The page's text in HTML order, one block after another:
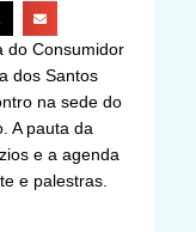
do Consumidor
dos Santos
na sede do
A pauta da
e a agenda
e palestras.